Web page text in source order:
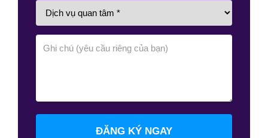
ĐĂNG KÝ NGAY